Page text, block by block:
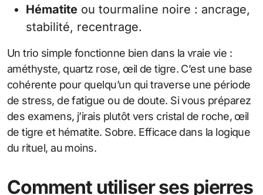
Hématite ou tourmaline noire : ancrage,
stabilité, recentrage.
Un trio simple fonctionne bien dans la vraie vie :
améthyste, quartz rose, œil de tigre. C’est une base
cohérente pour quelqu’un qui traverse une période
de stress, de fatigue ou de doute. Si vous préparez
des examens, j’irais plutôt vers cristal de roche, œil
de tigre et hématite. Sobre. Efficace dans la logique
du rituel, au moins.
Comment utiliser ses pierres